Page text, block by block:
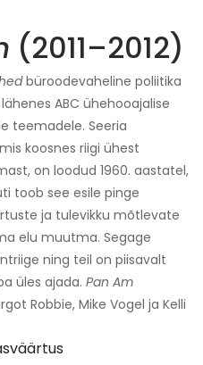
(2011–2012)
büroodevaheline poliitika
lähenes ABC ühehooajalise
teemadele. Seeria
koosnes riigi ühest
on loodud 1960. aastatel,
toob see esile pinge
ja tulevikku mõtlevate
elu muutma. Segage
ning teil on piisavalt
üles ajada. Pan Am
Robbie, Mike Vogel ja Kelli